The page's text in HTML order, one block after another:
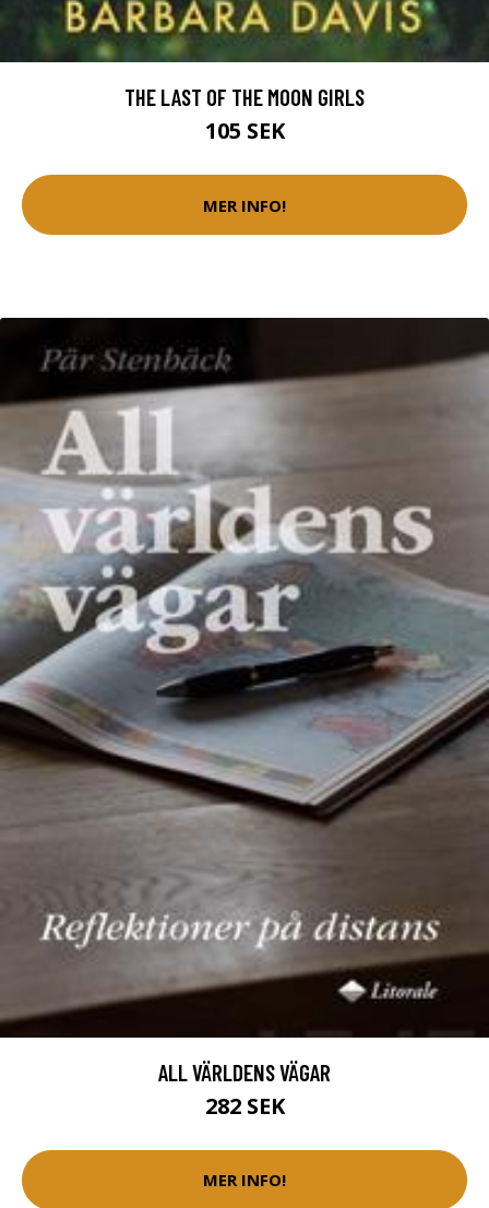
THE LAST OF THE MOON GIRLS
105 SEK
MER INFO!
ALL VÄRLDENS VÄGAR
282 SEK
MER INFO!